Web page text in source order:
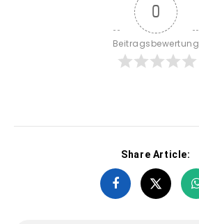
0
Beitragsbewertung
Share Article: